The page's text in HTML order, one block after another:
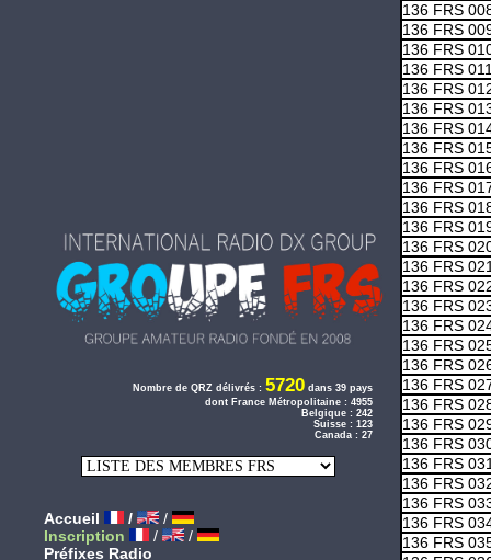
Nombre de QRZ délivrés : 5720 dans 39 pays
dont France Métropolitaine : 4955
Belgique : 242
Suisse : 123
Canada : 27
Accueil /
/
Inscription
/
/
Préfixes Radio
136 FRS
136 FRS
136 FRS
136 FRS
136 FRS
136 FRS
136 FRS
136 FRS
136 FRS
136 FRS
136 FRS
136 FRS
136 FRS
136 FRS
136 FRS
136 FRS
136 FRS
136 FRS
136 FRS
136 FRS
136 FRS
136 FRS
136 FRS
136 FRS
136 FRS
136 FRS
136 FRS
136 FRS